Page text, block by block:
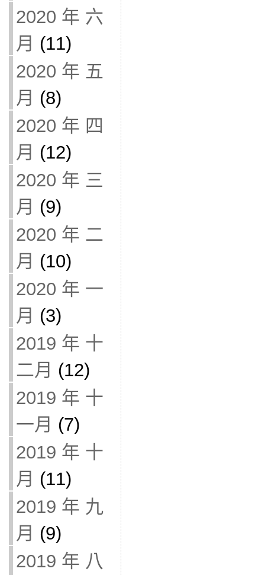
2020 年 六
月 (11)
2020 年 五
月 (8)
2020 年 四
月 (12)
2020 年 三
月 (9)
2020 年 二
月 (10)
2020 年 一
月 (3)
2019 年 十
二月 (12)
2019 年 十
一月 (7)
2019 年 十
月 (11)
2019 年 九
月 (9)
2019 年 八